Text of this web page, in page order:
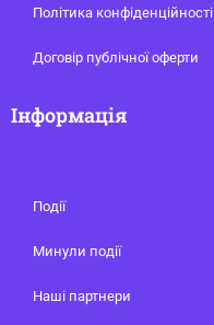
Політика конфіденційності
Договір публічної оферти
Інформація
Події
Минули події
Наші партнери